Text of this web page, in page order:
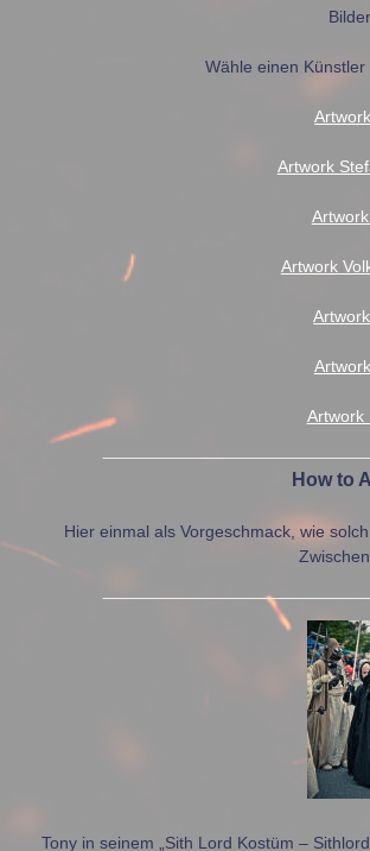
Wähle einen
Artwork
Artwork
Artwork
How to
Hier einmal als Vorgeschmack, wie
Tony in seinem „Sith Lord Kostüm –